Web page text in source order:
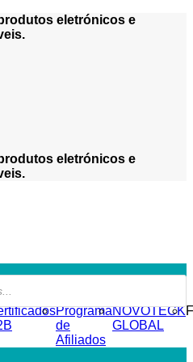
eletrónicos e
eletrónicos e
B2B
Programa
de
Afiliados
NOVOTECK
GLOBAL